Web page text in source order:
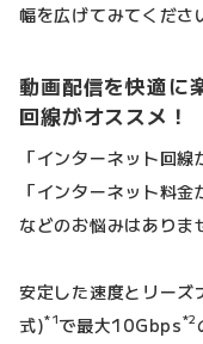
幅を広げてみてくださ
動画配信を快適に
回線がオススメ！
「インターネット回線
「インターネット料金
などのお悩みはありま
安定した速度とリー
式)*1で最大10Gbps*2